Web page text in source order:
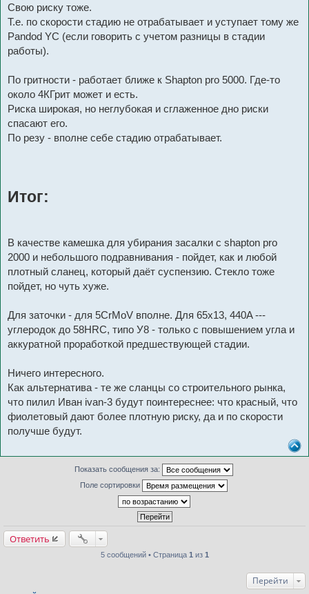
Свою риску тоже.
Т.е. по скорости стадию не отрабатывает и уступает тому же
Pandod YC (если говорить с учетом разницы в стадии
работы).
По гритности - работает ближе к Shapton pro 5000. Где-то
около 4КГрит может и есть.
Риска широкая, но неглубокая и сглаженное дно риски
спасают его.
По резу - вполне себе стадию отрабатывает.
Итог:
В качестве камешка для убирания засалки с shapton pro
2000 и небольшого подравнивания - пойдет, как и любой
плотный сланец, который даёт суспензию. Стекло тоже
пойдет, но чуть хуже.
Для заточки - для 5CrMoV вполне. Для 65х13, 440A ---
углеродок до 58HRC, типо У8 - только с повышением угла и
аккуратной проработкой предшествующей стадии.
Ничего интересного.
Как альтернатива - те же сланцы со строительного рынка,
что пилил Иван ivan-3 будут поинтереснее: что красный, что
фиолетовый дают более плотную риску, да и по скорости
получше будут.
Показать сообщения за:
Поле сортировки
Ответить
5 сообщений • Страница 1 из 1
Перейти